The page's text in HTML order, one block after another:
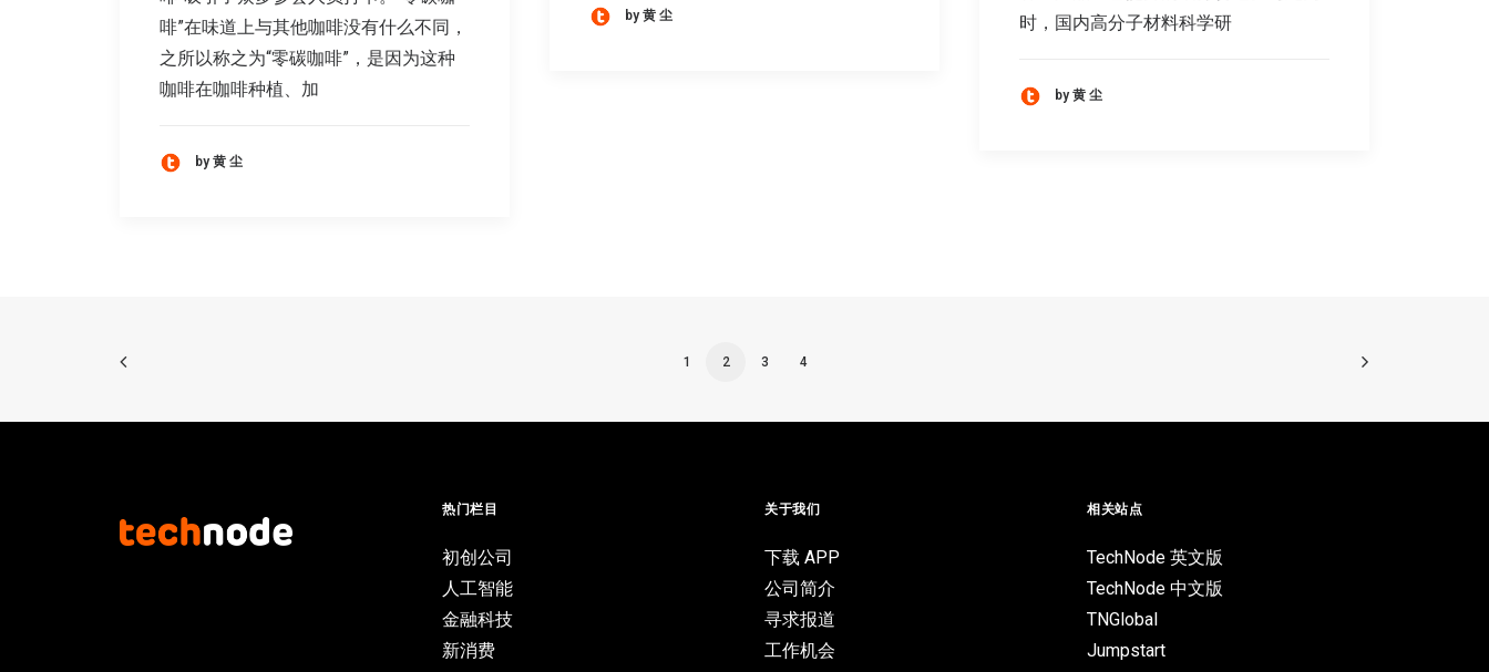
啡”在味道上与其他咖啡没有什么不同，
之所以称之为“零碳咖啡”，是因为这种
咖啡在咖啡种植、加
by 黄 尘
时，国内高分子材料科学研
by 黄 尘
by 黄 尘
1 2 3 4
热门栏目
初创公司
人工智能
金融科技
新消费
关于我们
下载 APP
公司简介
寻求报道
工作机会
相关站点
TechNode 英文版
TechNode 中文版
TNGlobal
Jumpstart